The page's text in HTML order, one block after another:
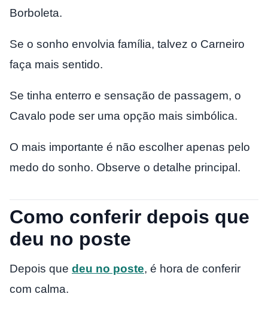
Borboleta.
Se o sonho envolvia família, talvez o Carneiro
faça mais sentido.
Se tinha enterro e sensação de passagem, o
Cavalo pode ser uma opção mais simbólica.
O mais importante é não escolher apenas pelo
medo do sonho. Observe o detalhe principal.
Como conferir depois que
deu no poste
Depois que deu no poste, é hora de conferir
com calma.